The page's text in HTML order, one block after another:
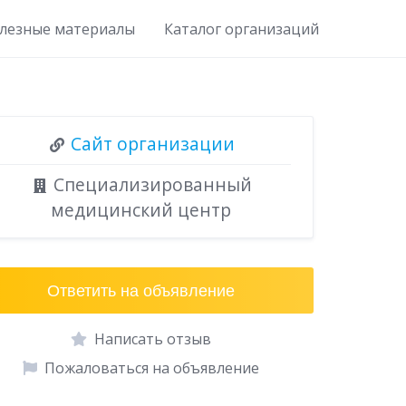
материалы Каталог организаций
Сайт организации
Специализированный
медицинский центр
Ответить на объявление
Написать отзыв
Пожаловаться на объявление